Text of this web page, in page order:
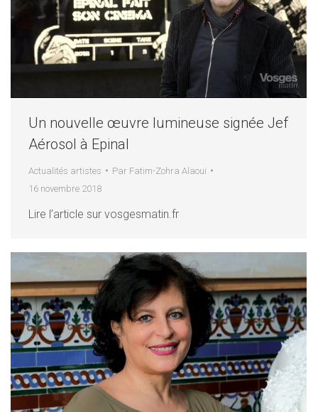
Un nouvelle œuvre lumineuse signée Jef
Aérosol à Epinal
Actualités artistes Par Fatim-Zohra Alaoui
16 novembre 2018
Lire l’article sur vosgesmatin.fr